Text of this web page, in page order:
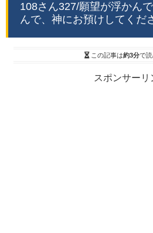
108さん327/願望が浮かん
んで、神にお預けしてくだ
この記事は約3分で読
スポンサーリ